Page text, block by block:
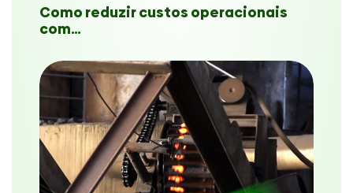
Como reduzir custos operacionais
com…